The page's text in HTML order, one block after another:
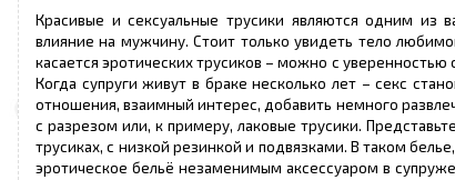
Красивые и сексуальные трусики являются одним из
влияние на мужчину. Стоит только увидеть тело
касается эротических трусиков – можно с
Когда супруги живут в браке несколько лет – секс
отношения, взаимный интерес, добавить немного
с разрезом или, к примеру, лаковые трусики.
трусиках, с низкой резинкой и подвязками. В таком
эротическое бельё незаменимым аксессуаром в